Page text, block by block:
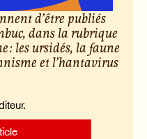
d’être publiés
dans la rubrique
: les ursidés, la faune
et l’hantavirus